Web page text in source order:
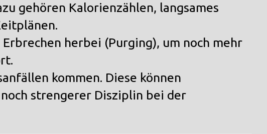
gehören Kalorienzählen, langsames
herbei (Purging), um noch mehr
kommen. Diese können
strengerer Disziplin bei der